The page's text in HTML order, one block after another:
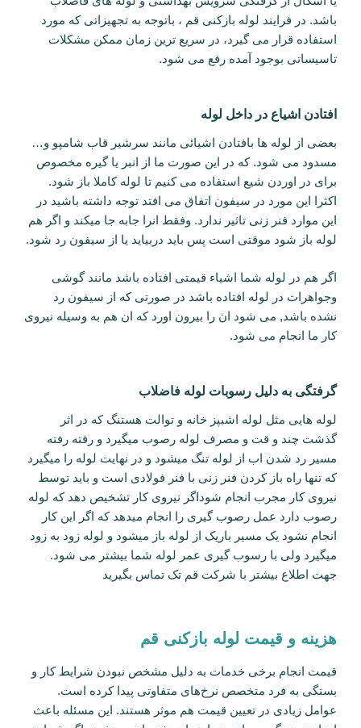
باشد. در فرایند لوله بازکنی قم ، باتوجه به تجهیزاتی که مورد
استفاده قرار می گیرد، در سریع ترین زمان ممکن مشکلات
تاسیساتی بوجود آمده رفع می شود.
افتادن اشیاع در داخل لوله
بعضی از لوله ها بافتادن اشیائی مانند سرشیر قاب شامپو و…
مسدود می شود. که در این صورت ما از انبر یا گیره مخصوص
برای در اوردن شیع استفاده می کنیم تا لوله کاملا باز شود.
اکثرا این مورد در سیفون اتفاق می افتد توجه داشته باشید در
این موارد فنر زنی تاثیر ندارد. وفقط انرا جابه جا میکند و اگر هم
لوله باز شود موقتی است پس باید دربیاید یا از سیفون رد شود.
اگر هم در لوله شما اشیاء قیمتی افتاده باشد مانند گوشی
وجواهرات در لوله افتاده باشد در صورتی که از سیفون رد
نشده باشد, می شود ان را بیرون اورد که ان هم به وسیله نیروی
کار ما انجام می شود.
گرفتگی به دلیل رسوبات لوله فاضلاب
لوله هایی مثل لوله اشبپز خانه و توالت هستنگ که در اثر
گذشت چند و قت و مصرف لوله رصوب میگیرد و رفته رفته
مسیر رد شدن اب از لوله تنگ میشود و در نهایت لوله را میگیرد
که تنها راه باز کردن فنر زنی با فنر فولادی است و باید توسط
نیروی کار مجرب انجام شوداگر نیروی کار تشخیص دهد که لوله
رصوب دارد عمل رصوب گیری را انجام میدهد که اگر این کار
انجام نشود یک مسیر باریک از لوله باز میشود و لوله زود به زود
میگیرد ولی با رسوب گیری عمر لوله شما بیشتر می شود.
جهت اطلاع بیشتر با شرکت قم تک تماس بگیرید
هزینه و قیمت لوله بازکنی قم
قیمت انجام برخی خدمات به دلیل مشخص نبودن شرایط کار و
بستگی به فرد متخصص نرخ‌های متفاوتی پیدا کرده است.
عوامل زیادی در تعیین قیمت هم موثر هستند. این مسئله باعث